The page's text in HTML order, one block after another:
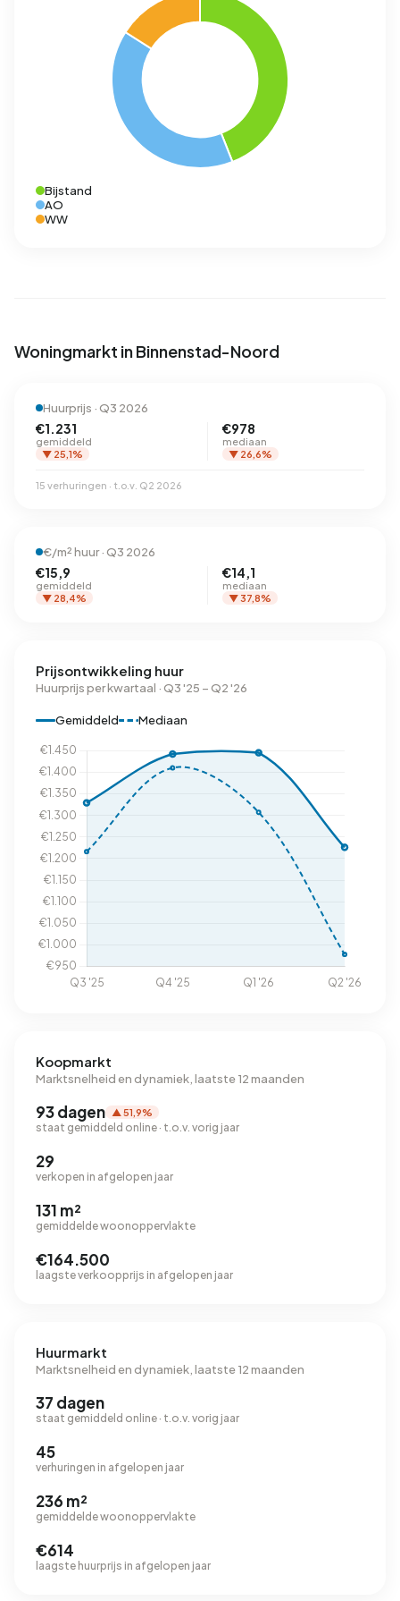
Bijstand
AO
WW
Woningmarkt in Binnenstad-Noord
Huurprijs · Q3 2026
€1.231
gemiddeld
▼ 25,1%
€978
mediaan
▼ 26,6%
15 verhuringen · t.o.v. Q2 2026
€/m² huur · Q3 2026
€15,9
gemiddeld
▼ 28,4%
€14,1
mediaan
▼ 37,8%
Prijsontwikkeling huur
Huurprijs per kwartaal · Q3 '25 – Q2 '26
Gemiddeld Mediaan
Koopmarkt
Marktsnelheid en dynamiek, laatste 12 maanden
93 dagen ▲ 51,9%
staat gemiddeld online · t.o.v. vorig jaar
29
verkopen in afgelopen jaar
131 m²
gemiddelde woonoppervlakte
€164.500
laagste verkoopprijs in afgelopen jaar
Huurmarkt
Marktsnelheid en dynamiek, laatste 12 maanden
37 dagen
staat gemiddeld online · t.o.v. vorig jaar
45
verhuringen in afgelopen jaar
236 m²
gemiddelde woonoppervlakte
€614
laagste huurprijs in afgelopen jaar